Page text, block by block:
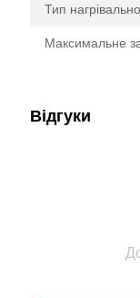
Тип
Максимальне
Відгуки